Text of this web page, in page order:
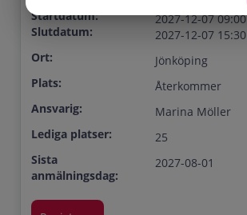
Startdatum:
Slutdatum:
2027-12-07 09:00
2027-12-07 15:30
Ort:
Jönköping
Plats:
Återkommer
Ansvarig:
Marina Möller
Lediga platser:
25
Sista
anmälningsdag:
2027-08-01